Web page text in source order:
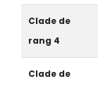
Clade de
rang 4
Clade de